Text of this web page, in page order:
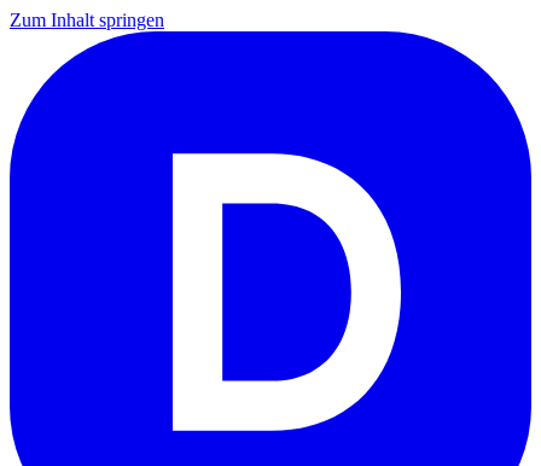
Zum Inhalt springen